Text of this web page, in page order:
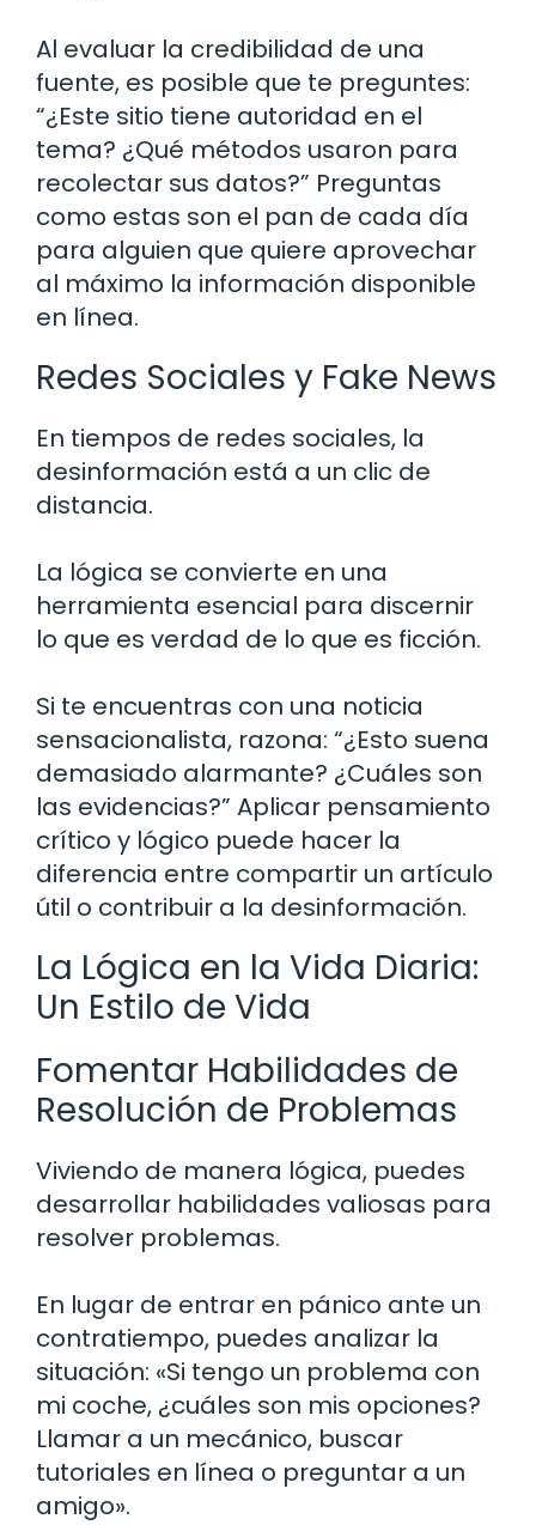
Al evaluar la credibilidad de una
fuente, es posible que te preguntes:
“¿Este sitio tiene autoridad en el
tema? ¿Qué métodos usaron para
recolectar sus datos?” Preguntas
como estas son el pan de cada día
para alguien que quiere aprovechar
al máximo la información disponible
en línea.
Redes Sociales y Fake News
En tiempos de redes sociales, la
desinformación está a un clic de
distancia.
La lógica se convierte en una
herramienta esencial para discernir
lo que es verdad de lo que es ficción.
Si te encuentras con una noticia
sensacionalista, razona: “¿Esto suena
demasiado alarmante? ¿Cuáles son
las evidencias?” Aplicar pensamiento
crítico y lógico puede hacer la
diferencia entre compartir un artículo
útil o contribuir a la desinformación.
La Lógica en la Vida Diaria:
Un Estilo de Vida
Fomentar Habilidades de
Resolución de Problemas
Viviendo de manera lógica, puedes
desarrollar habilidades valiosas para
resolver problemas.
En lugar de entrar en pánico ante un
contratiempo, puedes analizar la
situación: «Si tengo un problema con
mi coche, ¿cuáles son mis opciones?
Llamar a un mecánico, buscar
tutoriales en línea o preguntar a un
amigo».